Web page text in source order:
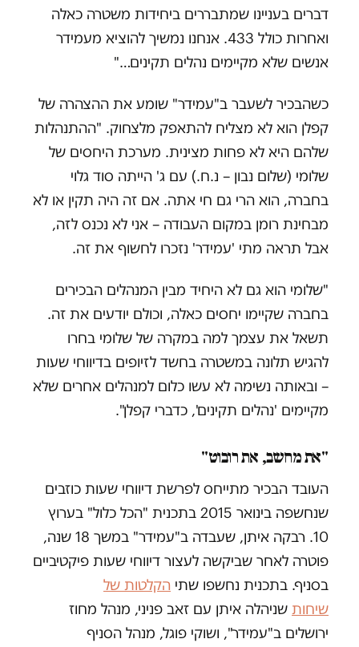
דברים בעניינו שמתבררים ביחידות משטרה כאלה
ואחרות כולל 433. אנחנו נמשיך להוציא מעמידר
אנשים שלא מקיימים נהלים תקינים…"
כשהבכיר לשעבר ב"עמידר" שומע את ההצהרה של
קפלן הוא לא מצליח להתאפק מלצחוק. "ההתנהלות
שלהם היא לא פחות מצינית. מערכת היחסים של
שלומי (שלום נבון – נ.ח.) עם ג' הייתה סוד גלוי
בחברה, הוא הרי גם חי אתה. אם זה היה תקין או לא
מבחינת רומן במקום העבודה – אני לא נכנס לזה,
אבל תראה מתי 'עמידר' נזכרו לחשוף את זה.
"שלומי הוא גם לא היחיד מבין המנהלים הבכירים
בחברה שקיימו יחסים כאלה, וכולם יודעים את זה.
תשאל את עצמך למה במקרה של שלומי בחרו
להגיש תלונה במשטרה בחשד לזיופים בדיווחי שעות
– ובאותה נשימה לא עשו כלום למנהלים אחרים שלא
מקיימים 'נהלים תקינים', כדברי קפלן".
"את מחשב, את רובוט"
העובד הבכיר מתייחס לפרשת דיווחי שעות כוזבים
שנחשפה בינואר 2015 בתכנית "הכל כלול" בערוץ
10. רבקה איתן, שעבדה ב"עמידר" במשך 18 שנה,
פוטרה לאחר שביקשה לעצור דיווחי שעות פיקטיביים
בסניף. בתכנית נחשפו שתי הקלטות של
שיחות שניהלה איתן עם זאב פניני, מנהל מחוז
ירושלים ב"עמידר", ושוקי פוגל, מנהל הסניף